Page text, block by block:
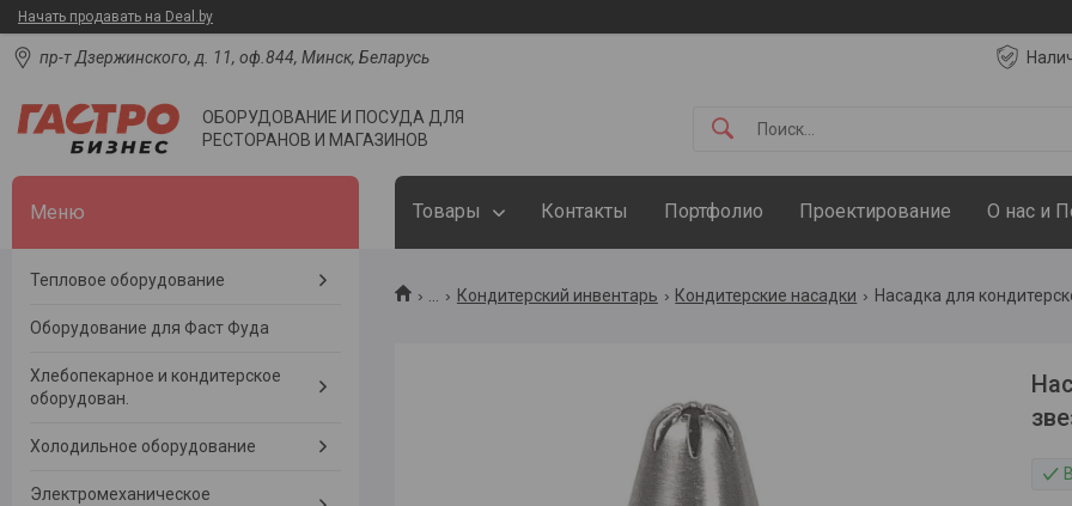
Начать продавать на Deal.by
пр-т Дзержинского, д. 11, оф.844, Минск, Беларусь
ОБОРУДОВАНИЕ И ПОСУДА ДЛЯ
РЕСТОРАНОВ И МАГАЗИНОВ
Товары Контакты Портфолио Проектирование О нас и
... Кондитерский инвентарь Кондитерские насадки Насадка для
Тепловое оборудование
Оборудование для Фаст Фуда
Хлебопекарное и кондитерское
оборудован.
Холодильное оборудование
Электромеханическое